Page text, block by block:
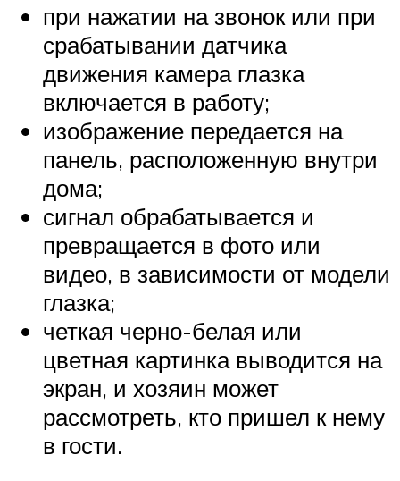
при нажатии на звонок или при
срабатывании датчика
движения камера глазка
включается в работу;
изображение передается на
панель, расположенную внутри
дома;
сигнал обрабатывается и
превращается в фото или
видео, в зависимости от модели
глазка;
четкая черно-белая или
цветная картинка выводится на
экран, и хозяин может
рассмотреть, кто пришел к нему
в гости.